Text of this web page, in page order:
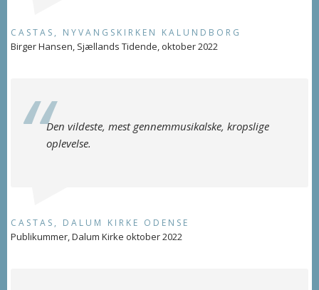
CASTAS, NYVANGSKIRKEN KALUNDBORG
Birger Hansen, Sjællands Tidende, oktober 2022
Den vildeste, mest gennemmusikalske, kropslige
oplevelse.
CASTAS, DALUM KIRKE ODENSE
Publikummer, Dalum Kirke oktober 2022